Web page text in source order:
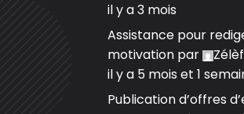
il y a 3 mois
Assistance pour
motivation par
il y a 5 mois et 1
Publication d’offres